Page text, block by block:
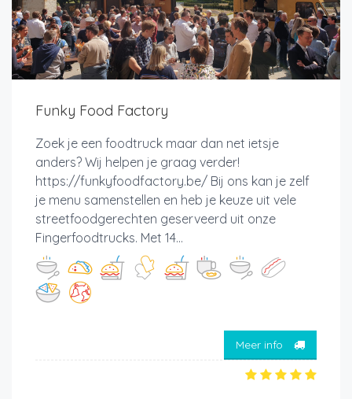
Funky Food Factory
Zoek je een foodtruck maar dan net ietsje
anders? Wij helpen je graag verder!
https://funkyfoodfactory.be/ Bij ons kan je zelf
je menu samenstellen en heb je keuze uit vele
streetfoodgerechten geserveerd uit onze
Fingerfoodtrucks. Met 14...
Meer info